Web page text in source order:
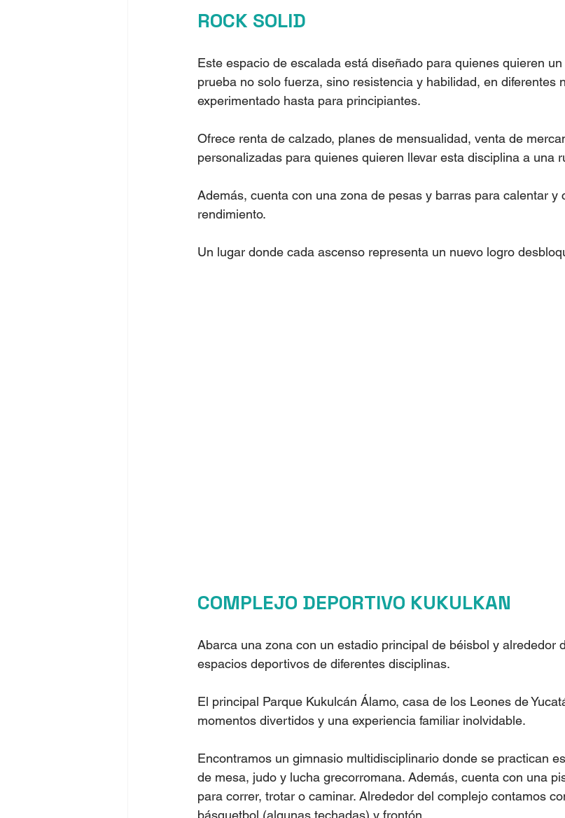
ROCK SOLID
Este espacio de escalada está diseñado para quienes quieren
prueba no solo fuerza, sino resistencia y habilidad, en diferentes
experimentado hasta para principiantes.
Ofrece renta de calzado, planes de mensualidad, venta de
personalizadas para quienes quieren llevar esta disciplina a una
Además, cuenta con una zona de pesas y barras para calentar y
rendimiento.
Un lugar donde cada ascenso representa un nuevo logro
COMPLEJO DEPORTIVO KUKULKAN
Abarca una zona con un estadio principal de béisbol y alrededor
espacios deportivos de diferentes disciplinas.
El principal Parque Kukulcán Álamo, casa de los Leones de
momentos divertidos y una experiencia familiar inolvidable.
Encontramos un gimnasio multidisciplinario donde se practican
de mesa, judo y lucha grecorromana. Además, cuenta con una
para correr, trotar o caminar. Alrededor del complejo contamos
básquetbol (algunas techadas) y frontón.